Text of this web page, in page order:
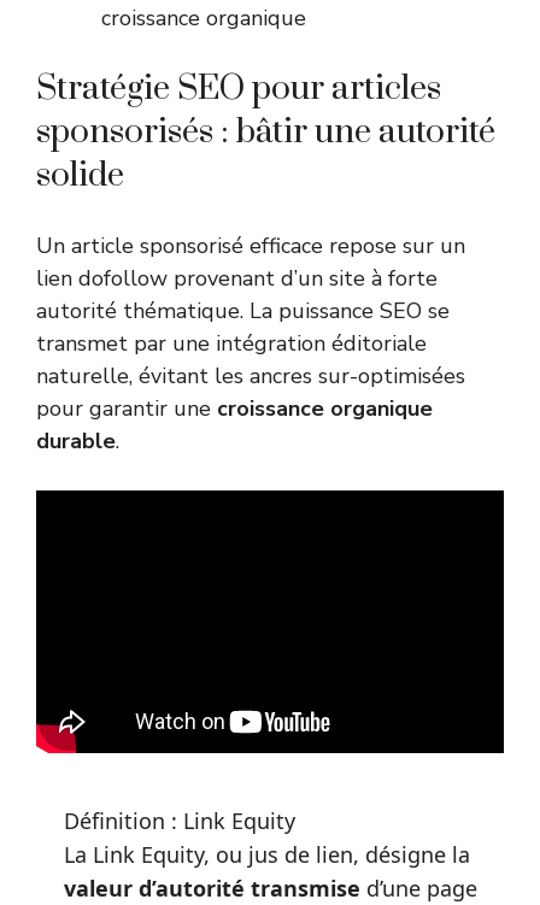
croissance organique
Stratégie SEO pour articles
sponsorisés : bâtir une autorité
solide
Un article sponsorisé efficace repose sur un
lien dofollow provenant d’un site à forte
autorité thématique. La puissance SEO se
transmet par une intégration éditoriale
naturelle, évitant les ancres sur-optimisées
pour garantir une croissance organique
durable.
Définition : Link Equity
La Link Equity, ou jus de lien, désigne la
valeur d’autorité transmise d’une page